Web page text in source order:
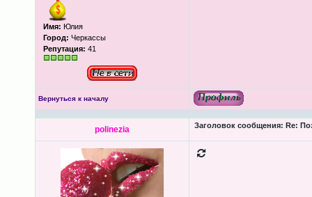
Имя: Юлия
Город: Черкассы
Репутация: 41
Вернуться к началу
polinezia Заголовок сообщения: Re: